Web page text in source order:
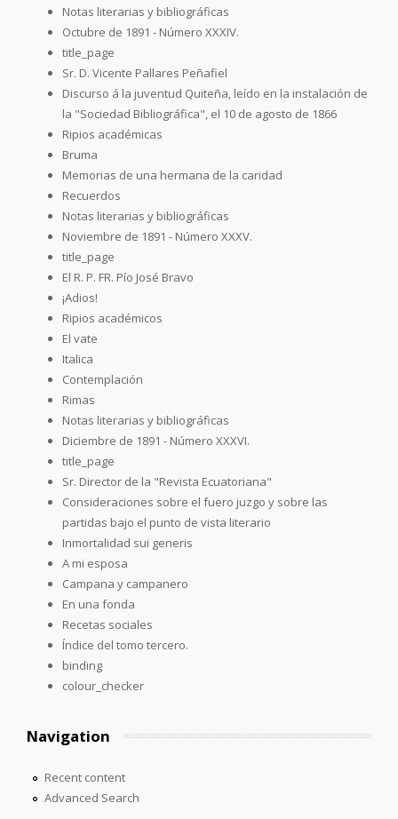
Notas literarias y bibliográficas
Octubre de 1891 - Número XXXIV.
title_page
Sr. D. Vicente Pallares Peñafiel
Discurso á la juventud Quiteña, leído en la instalación de
la "Sociedad Bibliográfica", el 10 de agosto de 1866
Ripios académicas
Bruma
Memorias de una hermana de la caridad
Recuerdos
Notas literarias y bibliográficas
Noviembre de 1891 - Número XXXV.
title_page
El R. P. FR. Pío José Bravo
¡Adios!
Ripios académicos
El vate
Italica
Contemplación
Rimas
Notas literarias y bibliográficas
Diciembre de 1891 - Número XXXVI.
title_page
Sr. Director de la "Revista Ecuatoriana"
Consideraciones sobre el fuero juzgo y sobre las
partidas bajo el punto de vista literario
Inmortalidad sui generis
A mi esposa
Campana y campanero
En una fonda
Recetas sociales
Índice del tomo tercero.
binding
colour_checker
Navigation
Recent content
Advanced Search